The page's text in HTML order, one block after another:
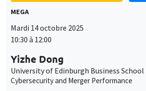
MEGA
Mardi 14 octobre 2025
10:30 à 12:00
Yizhe Dong
University of Edinburgh Business School
Cybersecurity and Merger Performance